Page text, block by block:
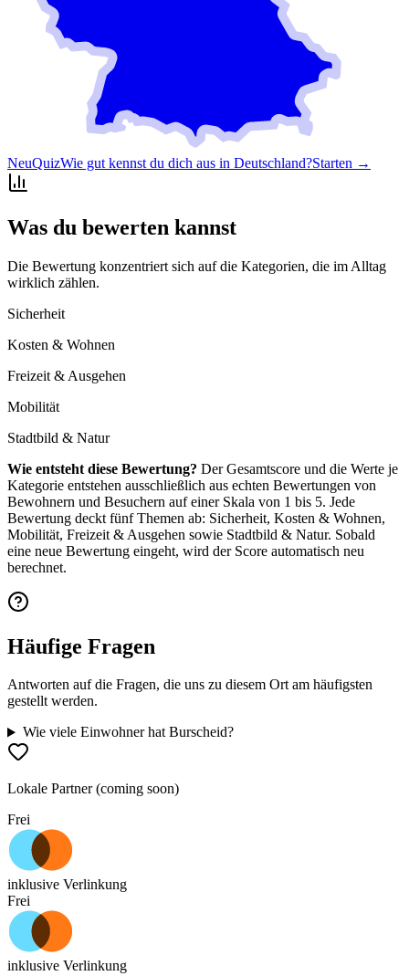
NeuQuizWie gut kennst du dich aus in Deutschland?Starten →
Was du bewerten kannst
Die Bewertung konzentriert sich auf die Kategorien, die im Alltag
wirklich zählen.
Sicherheit
Kosten & Wohnen
Freizeit & Ausgehen
Mobilität
Stadtbild & Natur
Wie entsteht diese Bewertung? Der Gesamtscore und die Werte je
Kategorie entstehen ausschließlich aus echten Bewertungen von
Bewohnern und Besuchern auf einer Skala von 1 bis 5. Jede
Bewertung deckt fünf Themen ab: Sicherheit, Kosten & Wohnen,
Mobilität, Freizeit & Ausgehen sowie Stadtbild & Natur. Sobald
eine neue Bewertung eingeht, wird der Score automatisch neu
berechnet.
Häufige Fragen
Antworten auf die Fragen, die uns zu diesem Ort am häufigsten
gestellt werden.
Wie viele Einwohner hat Burscheid?
Lokale Partner (coming soon)
Frei
inklusive Verlinkung
Frei
inklusive Verlinkung